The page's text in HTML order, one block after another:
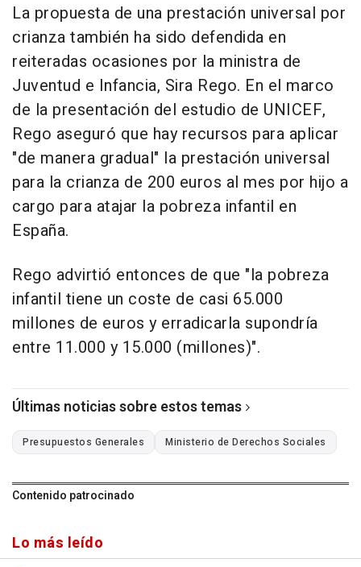
La propuesta de una prestación universal por
crianza también ha sido defendida en
reiteradas ocasiones por la ministra de
Juventud e Infancia, Sira Rego. En el marco
de la presentación del estudio de UNICEF,
Rego aseguró que hay recursos para aplicar
"de manera gradual" la prestación universal
para la crianza de 200 euros al mes por hijo a
cargo para atajar la pobreza infantil en
España.
Rego advirtió entonces de que "la pobreza
infantil tiene un coste de casi 65.000
millones de euros y erradicarla supondría
entre 11.000 y 15.000 (millones)".
Últimas noticias sobre estos temas
Presupuestos Generales Ministerio de Derechos Sociales
Contenido patrocinado
Lo más leído